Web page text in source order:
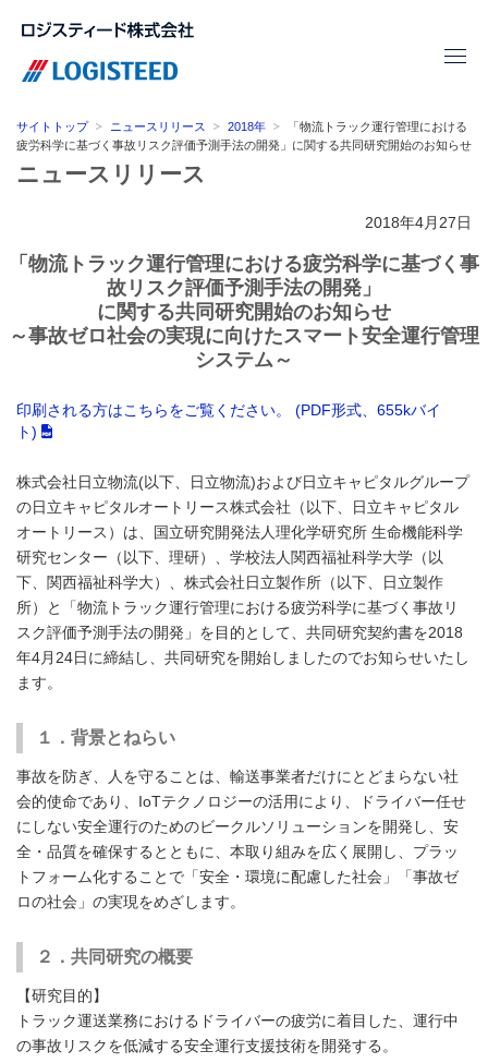
サイトトップ ニュースリリース 2018年
「物流トラック運行管理における
疲労科学に基づく事故リスク評価予測手法の開発」に関する共同研究開始のお知らせ
ニュースリリース
2018年4月27日
「物流トラック運行管理における疲労科学に基づく事
故リスク評価予測手法の開発」
に関する共同研究開始のお知らせ
～事故ゼロ社会の実現に向けたスマート安全運行管理
システム～
印刷される方はこちらをご覧ください。 (PDF形式、655kバイ
ト)
株式会社日立物流(以下、日立物流)および日立キャピタルグループ
の日立キャピタルオートリース株式会社（以下、日立キャピタル
オートリース）は、国立研究開発法人理化学研究所 生命機能科学
研究センター（以下、理研）、学校法人関西福祉科学大学（以
下、関西福祉科学大）、株式会社日立製作所（以下、日立製作
所）と「物流トラック運行管理における疲労科学に基づく事故リ
スク評価予測手法の開発」を目的として、共同研究契約書を2018
年4月24日に締結し、共同研究を開始しましたのでお知らせいたし
ます。
１．背景とねらい
事故を防ぎ、人を守ることは、輸送事業者だけにとどまらない社
会的使命であり、IoTテクノロジーの活用により、ドライバー任せ
にしない安全運行のためのビークルソリューションを開発し、安
全・品質を確保するとともに、本取り組みを広く展開し、プラッ
トフォーム化することで「安全・環境に配慮した社会」「事故ゼ
ロの社会」の実現をめざします。
２．共同研究の概要
【研究目的】
トラック運送業務におけるドライバーの疲労に着目した、運行中
の事故リスクを低減する安全運行支援技術を開発する。